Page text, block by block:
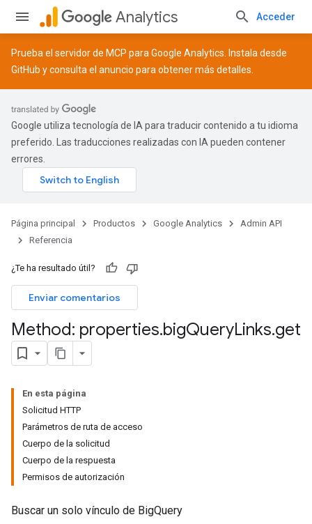
Analytics Acceder
Prueba el servidor de MCP para Google Analytics. Instala desde
GitHub y consulta el anuncio para obtener más detalles.
Google utiliza tecnología de IA para traducir contenido a tu idioma
preferido. Las traducciones realizadas con IA pueden contener
errores.
Página principal Productos Google Analytics
Admin API
Referencia
¿Te ha resultado útil?
Enviar comentarios
Method: properties.bigQueryLinks.get
En esta página
Solicitud HTTP
Parámetros de ruta de acceso
Cuerpo de la solicitud
Cuerpo de la respuesta
Permisos de autorización
Buscar un solo vínculo de BigQuery